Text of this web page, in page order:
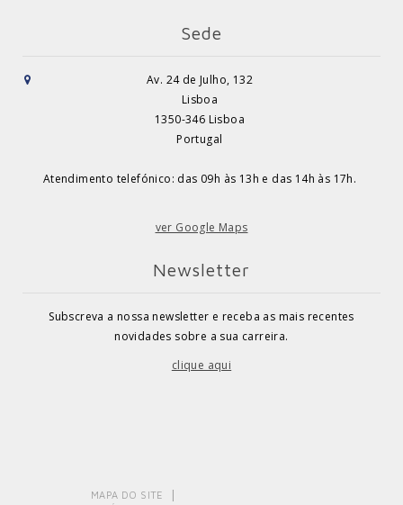
Sede
Av. 24 de Julho, 132
Lisboa
1350-346 Lisboa
Portugal
Atendimento telefónico: das 09h às 13h e das 14h às 17h.
ver Google Maps
Newsletter
Subscreva a nossa newsletter e receba as mais recentes
novidades sobre a sua carreira.
clique aqui
MAPA DO SITE